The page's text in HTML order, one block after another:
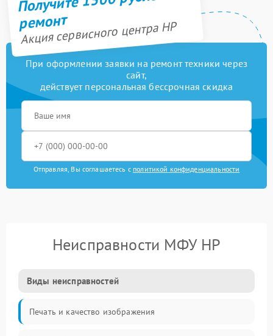
ремонт
Акция сервисного центра HP
При оформлении заявки на ремонт техники через
сайт,
действует персональная бессрочная скидка
Отправляя, Вы соглашаетесь с политикой конфиденциальности
Неисправности МФУ HP
Виды неисправностей
Печать и качество изображения